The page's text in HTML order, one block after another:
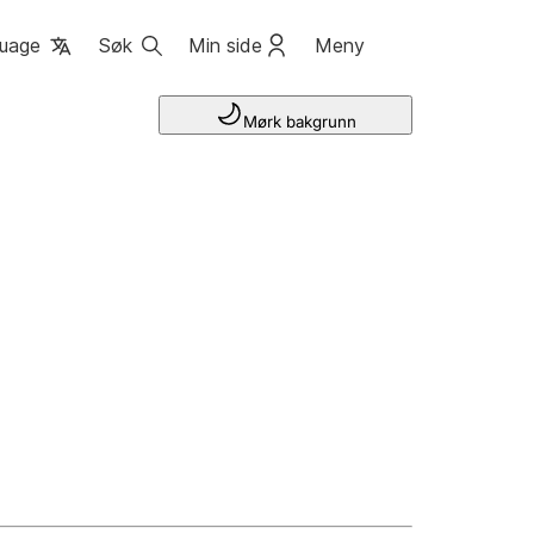
Søk Min side Meny
Mørk bakgrunn